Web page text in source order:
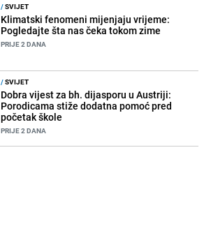
/SVIJET
Klimatski fenomeni mijenjaju vrijeme:
Pogledajte šta nas čeka tokom zime
PRIJE 2 DANA
/SVIJET
Dobra vijest za bh. dijasporu u Austriji:
Porodicama stiže dodatna pomoć pred
početak škole
PRIJE 2 DANA